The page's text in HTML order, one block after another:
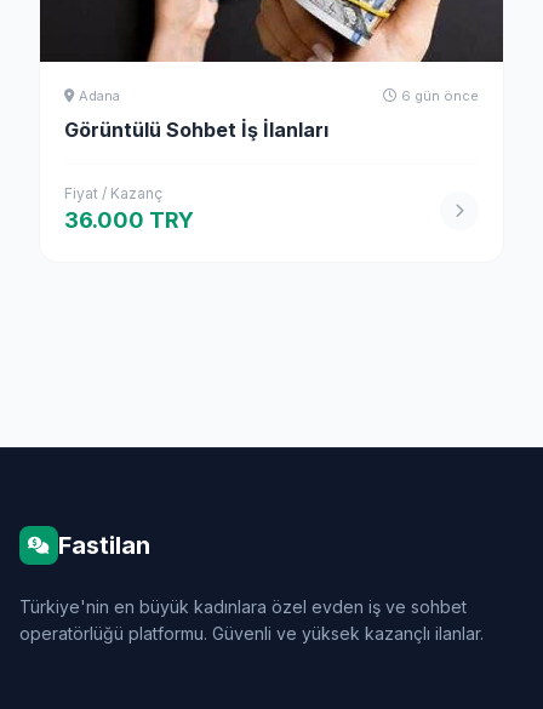
Adana 6 gün önce
Görüntülü Sohbet İş İlanları
Fiyat / Kazanç
36.000 TRY
Fastilan
Türkiye'nin en büyük kadınlara özel evden iş ve sohbet
operatörlüğü platformu. Güvenli ve yüksek kazançlı ilanlar.